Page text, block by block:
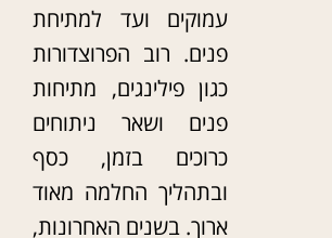
עמוקים ועד למתיחת
פנים. רוב הפרוצדורות
כגון פילינגים, מתיחות
פנים ושאר ניתוחים
כרוכים בזמן, כסף
ובתהליך החלמה מאוד
ארוך. בשנים האחרונות,